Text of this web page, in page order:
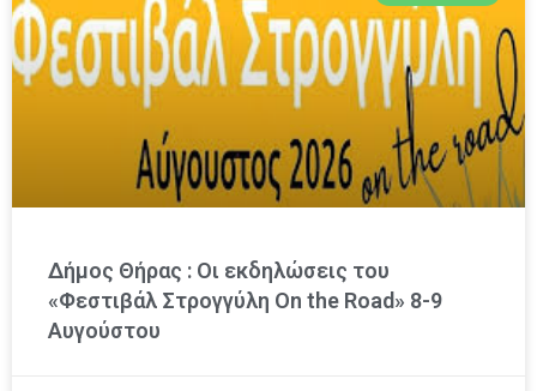
Δήμος Θήρας : Οι εκδηλώσεις του
«Φεστιβάλ Στρογγύλη On the Road» 8-9
Αυγούστου